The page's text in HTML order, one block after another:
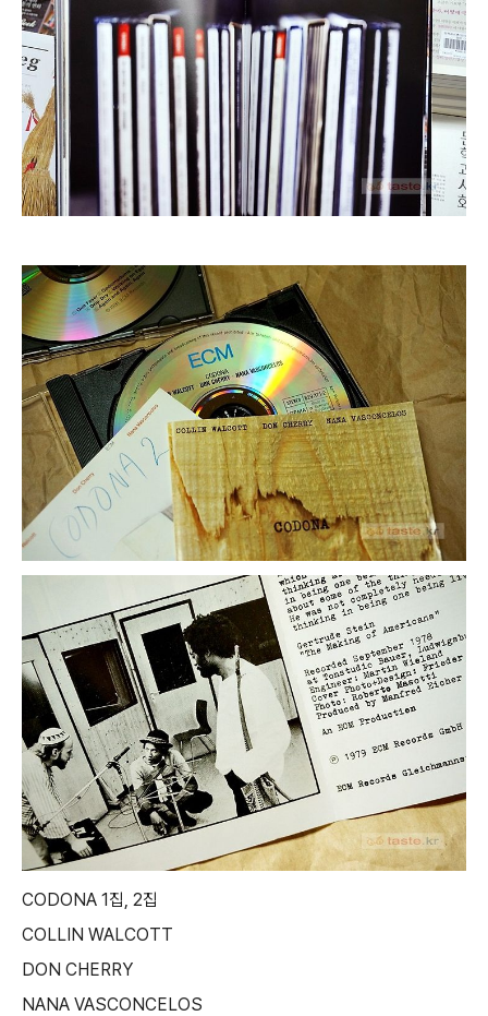
CODONA 1집, 2집
COLLIN WALCOTT
DON CHERRY
NANA VASCONCELOS